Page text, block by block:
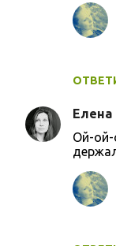
Елена
Ой-ой-